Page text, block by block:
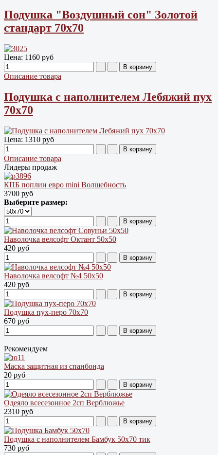
Подушка "Воздушный сон" Золотой
стандарт 70х70
Цена: 1160 руб
Описание товара
Подушка с наполнителем Лебяжий пух
70х70
Цена: 1310 руб
Описание товара
Лидеры продаж
КПБ поплин евро mini Волшебность
3700 руб
Выберите размер:
Наволочка велсофт Октант 50х50
420 руб
Наволочка велсофт №4 50х50
420 руб
Подушка пух-перо 70х70
670 руб
Рекомендуем
Маска защитная из спанбонда
20 руб
Одеяло всесезонное 2сп Верблюжье
2310 руб
Подушка с наполнителем Бамбук 50х70 тик
730 руб